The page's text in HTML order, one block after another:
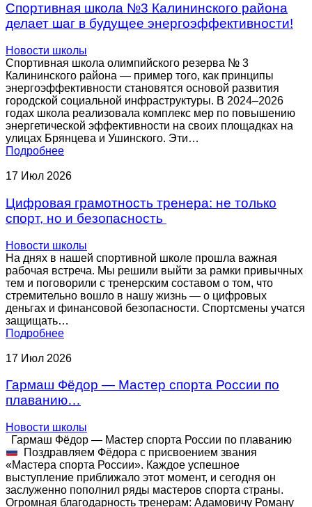
Спортивная школа №3 Калининского района
делает шаг в будущее энергоэффективности!
Новости школы
Спортивная школа олимпийского резерва № 3
Калининского района — пример того, как принципы
энергоэффективности становятся основой развития
городской социальной инфраструктуры. В 2024–2026
годах школа реализовала комплекс мер по повышению
энергетической эффективности на своих площадках на
улицах Брянцева и Ушинского. Эти…
Подробнее
17 Июл 2026
Цифровая грамотность тренера: не только
спорт, но и безопасность
Новости школы
На днях в нашей спортивной школе прошла важная
рабочая встреча. Мы решили выйти за рамки привычных
тем и поговорили с тренерским составом о том, что
стремительно вошло в нашу жизнь — о цифровых
деньгах и финансовой безопасности. Спортсмены учатся
защищать…
Подробнее
17 Июл 2026
Гармаш Фёдор — Мастер спорта России по
плаванию…
Новости школы
Гармаш Фёдор — Мастер спорта России по плаванию
Поздравляем Фёдора с присвоением звания
«Мастера спорта России». Каждое успешное
выступление приближало этот момент, и сегодня он
заслуженно пополнил ряды мастеров спорта страны.
Огромная благодарность тренерам: Адамовичу Роману